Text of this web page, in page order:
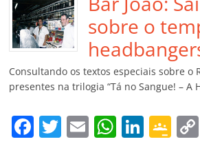
o
o
k
p
p
n Cl
a
ss
ro
o
m
sobre o
Consultando os textos especiais sobre o
presentes na trilogia “Tá no Sangue! – A
F T E W Li G